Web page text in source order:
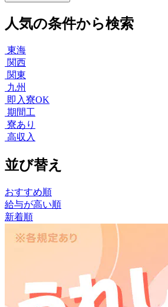
人気の条件から検索
東海
関西
関東
九州
即入寮OK
期間工
寮あり
高収入
並び替え
おすすめ順
給与が高い順
新着順